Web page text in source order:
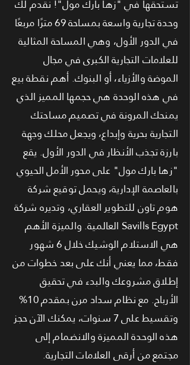
تستحقها في "زها بارك مول"! نقدم لك
وحدة تجارية واسعة بمساحة 69 مترًا مربعًا
في الدور الأول، وهي المساحة المثالية
للعلامات التجارية الكبرى في مجال
الموضة والأزياء، أو البنوك. أهم نقطة بيع
في هذه الوحدة هي حجمها المميز الذي
يمنحك المرونة في تصميم مساحتك
التجارية بحرية وإبداع، ويجعل محلك وجهة
بارزة تجذب الأنظار في الدور الأول. يقع
"زها بارك مول" على محور الأمل الحيوي
بالعاصمة الإدارية، ويحمل توقيع شركة
هوم تاون للتطوير العقاري، وتديره شركة
Savills Egypt العالمية. والميزة الأهم
هي الاستلام الوشيك خلال 6 شهور
فقط، مما يعني أنك على بعد خطوات من
إطلاق مشروعك والبدء في تحقيق
الأرباح. مع نظام سداد مرن بمقدم 10%
وتقسيط على 7 سنوات، يمكنك الآن حجز
هذه الوحدة المميزة والانضمام إلى
مجتمع من أرقى العلامات التجارية.